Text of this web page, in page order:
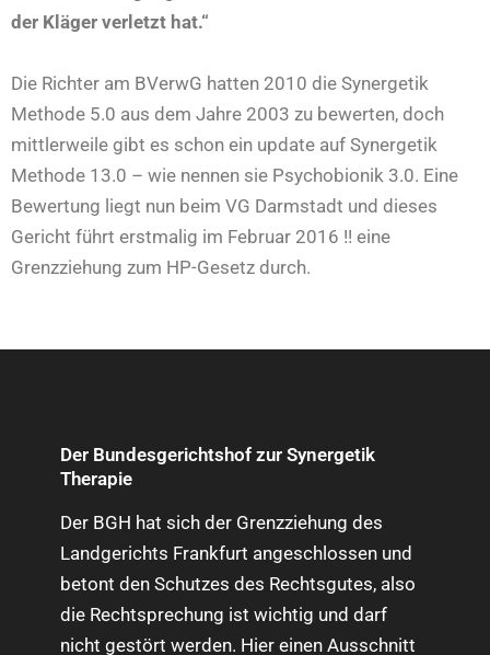
der Kläger verletzt hat.“
Die Richter am BVerwG hatten 2010 die Synergetik
Methode 5.0 aus dem Jahre 2003 zu bewerten, doch
mittlerweile gibt es schon ein update auf Synergetik
Methode 13.0 – wie nennen sie Psychobionik 3.0. Eine
Bewertung liegt nun beim VG Darmstadt und dieses
Gericht führt erstmalig im Februar 2016 !! eine
Grenzziehung zum HP-Gesetz durch.
Der Bundesgerichtshof zur Synergetik
Therapie
Der BGH hat sich der Grenzziehung des
Landgerichts Frankfurt angeschlossen und
betont den Schutzes des Rechtsgutes, also
die Rechtsprechung ist wichtig und darf
nicht gestört werden. Hier einen Ausschnitt